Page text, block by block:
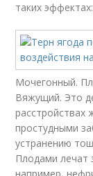
таких эффектах:
Мочегонный.
Вяжущий. Это
расстройствах
простудными
устранению
Плодами лечат